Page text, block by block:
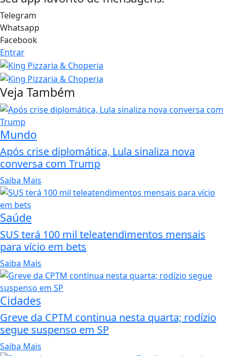
Telegram
Whatsapp
Facebook
Entrar
Veja Também
Mundo
Após crise diplomática, Lula sinaliza nova
conversa com Trump
Saiba Mais
Saúde
SUS terá 100 mil teleatendimentos mensais
para vício em bets
Saiba Mais
Cidades
Greve da CPTM continua nesta quarta; rodízio
segue suspenso em SP
Saiba Mais